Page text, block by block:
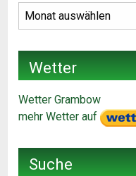
Archiv
Wetter
Wetter Grambow
mehr Wetter auf
Suche